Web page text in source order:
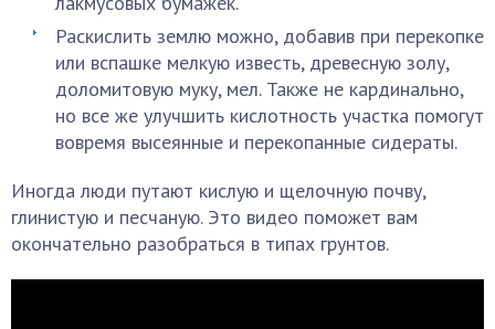
Раскислить землю можно, добавив при перекопке
или вспашке мелкую известь, древесную золу,
доломитовую муку, мел. Также не кардинально,
но все же улучшить кислотность участка помогут
вовремя высеянные и перекопанные сидераты.
Иногда люди путают кислую и щелочную почву,
глинистую и песчаную. Это видео поможет вам
окончательно разобраться в типах грунтов.